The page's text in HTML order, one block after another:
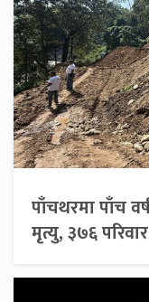
पाँचथरमा पाँच
मृत्यु, ३७६